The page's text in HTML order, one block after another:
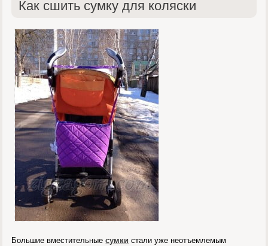
Как сшить сумку для коляски
Большие вместительныесумки стали уже неотъемлемым